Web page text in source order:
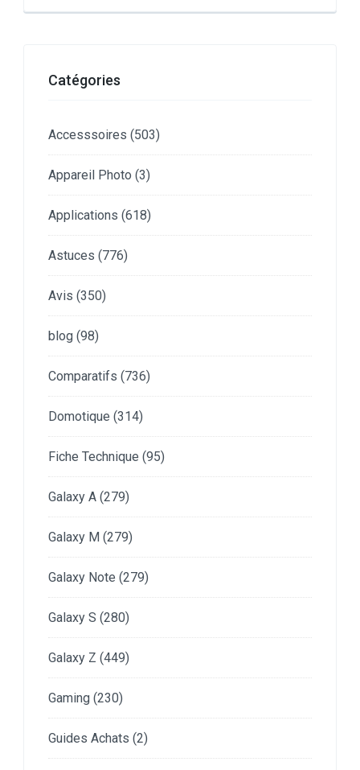
Catégories
Accesssoires (503)
Appareil Photo (3)
Applications (618)
Astuces (776)
Avis (350)
blog (98)
Comparatifs (736)
Domotique (314)
Fiche Technique (95)
Galaxy A (279)
Galaxy M (279)
Galaxy Note (279)
Galaxy S (280)
Galaxy Z (449)
Gaming (230)
Guides Achats (2)